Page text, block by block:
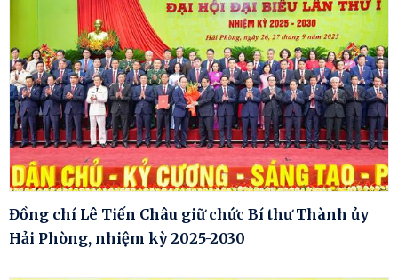
Đồng chí Lê Tiến Châu giữ chức Bí thư Thành ủy
Hải Phòng, nhiệm kỳ 2025-2030